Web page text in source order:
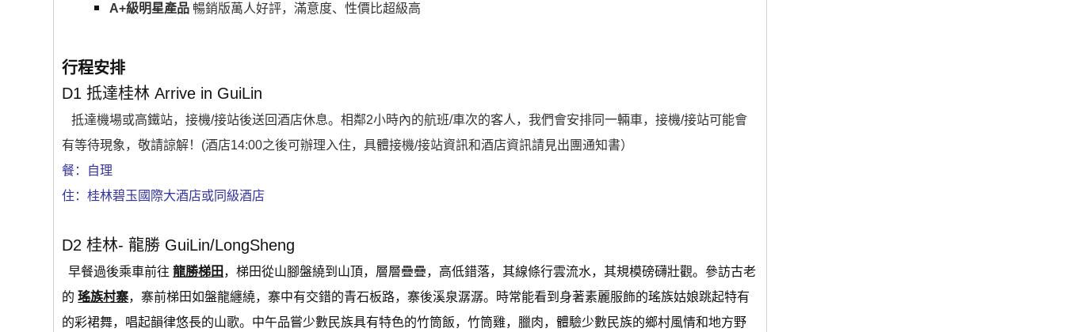
A+級明星產品 暢銷版萬人好評，滿意度、性價比超級高
行程安排
D1 抵達桂林 Arrive in GuiLin
抵達機場或高鐵站，接機/接站後送回酒店休息。相鄰2小時內的航班/車次的客人，我們會安排同一輛車，接機/接站可能會
有等待現象，敬請諒解！(酒店14:00之後可辦理入住，具體接機/接站資訊和酒店資訊請見出團通知書）
餐：自理
住：桂林碧玉國際大酒店或同級酒店
D2 桂林- 龍勝 GuiLin/LongSheng
早餐過後乘車前往龍勝梯田 ，梯田從山腳盤繞到山頂，層層疊疊，高低錯落，其線條行雲流水，其規模磅礴壯觀。參訪古老
的瑤族村寨，寨前梯田如盤龍纏繞，寨中有交錯的青石板路，寨後溪泉潺潺。時常能看到身著素麗服飾的瑤族姑娘跳起特有
的彩裙舞，唱起韻律悠長的山歌。中午品嘗少數民族具有特色的竹筒飯，竹筒雞，臘肉，體驗少數民族的鄉村風情和地方野